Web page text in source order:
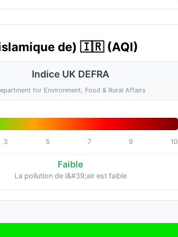
de) 🇮🇷 (AQI)
Indice UK DEFRA
for Environment, Food & Rural Affairs
3 5 7 9 10
Faible
La pollution de l&#39;air est faible